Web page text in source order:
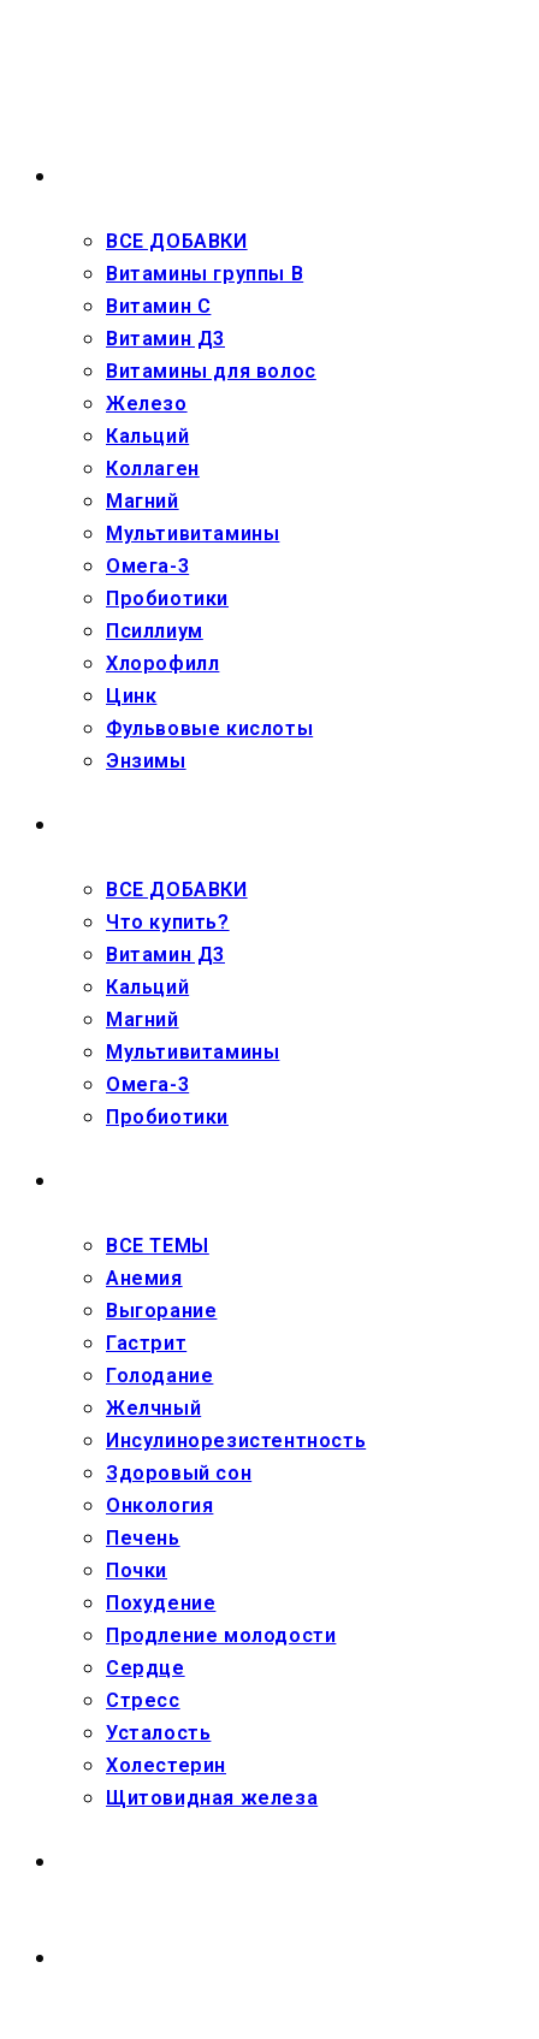
ВСЕ ДОБАВКИ
Витамины группы В
Витамин С
Витамин Д3
Витамины для волос
Железо
Кальций
Коллаген
Магний
Мультивитамины
Омега-3
Пробиотики
Псиллиум
Хлорофилл
Цинк
Фульвовые кислоты
Энзимы
ВСЕ ДОБАВКИ
Что купить?
Витамин Д3
Кальций
Магний
Мультивитамины
Омега-3
Пробиотики
ВСЕ ТЕМЫ
Анемия
Выгорание
Гастрит
Голодание
Желчный
Инсулинорезистентность
Здоровый сон
Онкология
Печень
Почки
Похудение
Продление молодости
Сердце
Стресс
Усталость
Холестерин
Щитовидная железа